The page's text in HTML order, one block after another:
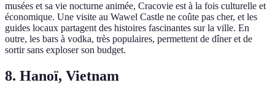
musées et sa vie nocturne animée, Cracovie est à la fois culturelle et
économique. Une visite au Wawel Castle ne coûte pas cher, et les
guides locaux partagent des histoires fascinantes sur la ville. En
outre, les bars à vodka, très populaires, permettent de dîner et de
sortir sans exploser son budget.
8. Hanoï, Vietnam